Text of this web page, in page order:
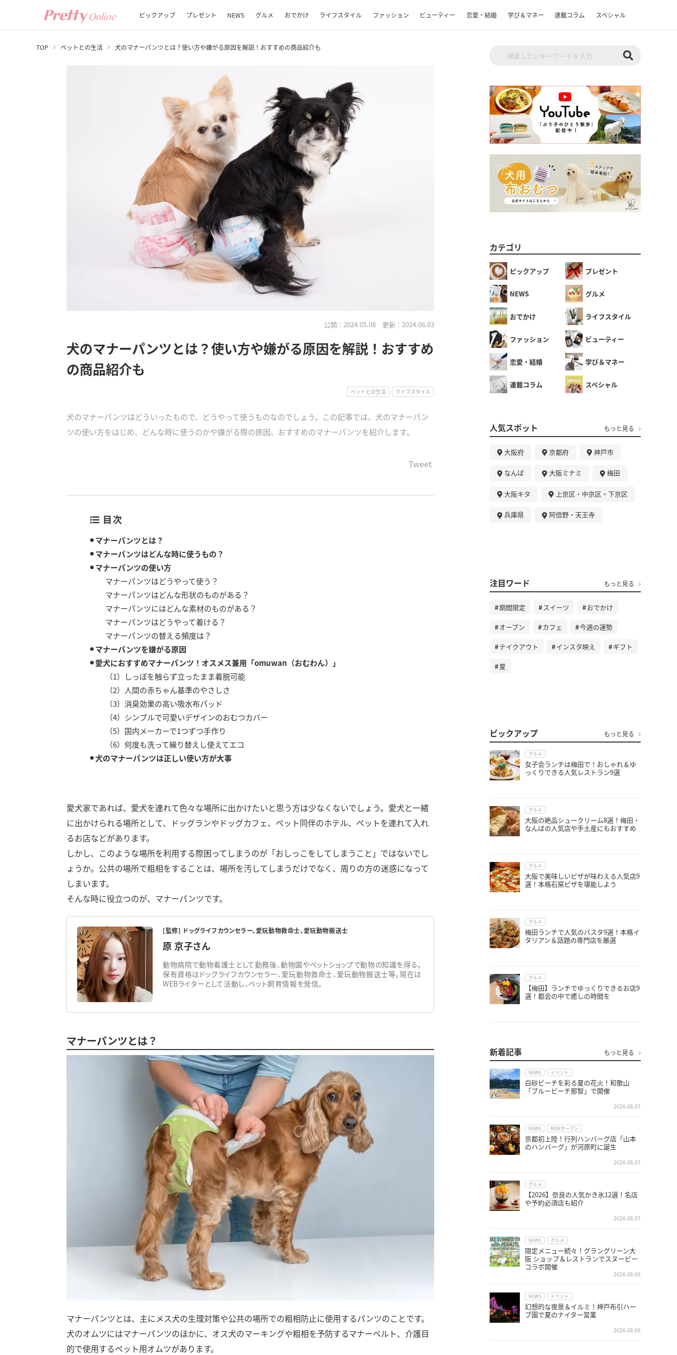
ピックアップ プレゼント NEWS グルメ おでかけ ライフスタイル ファッション ビューティー 恋愛・結婚 学び＆マネー 連載コラム スペシャル
TOP ペットとの生活 犬のマナーパンツとは？使い方や嫌がる原因を解説！おすすめの商品紹介も
公開：2024.05.08 更新：2024.06.03
犬のマナーパンツとは？使い方や嫌がる原因を解説！おすすめ
の商品紹介も
ペットとの生活 ライフスタイル
犬のマナーパンツはどういったもので、どうやって使うものなのでしょう。この記事では、犬のマナーパン
ツの使い方をはじめ、どんな時に使うのかや嫌がる際の原因、おすすめのマナーパンツを紹介します。
Tweet
目次
マナーパンツとは？
マナーパンツはどんな時に使うもの？
マナーパンツの使い方
マナーパンツはどうやって使う？
マナーパンツはどんな形状のものがある？
マナーパンツにはどんな素材のものがある？
マナーパンツはどうやって着ける？
マナーパンツの替える頻度は？
マナーパンツを嫌がる原因
愛犬におすすめマナーパンツ！オスメス兼用「omuwan（おむわん）」
（1）しっぽを触らず立ったまま着脱可能
（2）人間の赤ちゃん基準のやさしさ
（3）消臭効果の高い吸水布パッド
（4）シンプルで可愛いデザインのおむつカバー
（5）国内メーカーで1つずつ手作り
（6）何度も洗って繰り替えし使えてエコ
犬のマナーパンツは正しい使い方が大事
愛犬家であれば、愛犬を連れて色々な場所に出かけたいと思う方は少なくないでしょう。愛犬と一緒
に出かけられる場所として、ドッグランやドッグカフェ、ペット同伴のホテル、ペットを連れて入れ
るお店などがあります。
しかし、このような場所を利用する際困ってしまうのが「おしっこをしてしまうこと」ではないでし
ょうか。公共の場所で粗相をすることは、場所を汚してしまうだけでなく、周りの方の迷惑になって
しまいます。
そんな時に役立つのが、マナーパンツです。
[監修] ドッグライフカウンセラー、愛玩動物救命士、愛玩動物搬送士
原 京子さん
動物病院で動物看護士として勤務後、動物園やペットショップで動物の知識を得る。
保有資格はドッグライフカウンセラー、愛玩動物救命士、愛玩動物搬送士等。現在は
WEBライターとして活動し、ペット飼育情報を発信。
マナーパンツとは？
マナーパンツとは、主にメス犬の生理対策や公共の場所での粗相防止に使用するパンツのことです。
犬のオムツにはマナーパンツのほかに、オス犬のマーキングや粗相を予防するマナーベルト、介護目
的で使用するペット用オムツがあります。
カテゴリ
ピックアップ プレゼント
NEWS グルメ
おでかけ ライフスタイル
ファッション ビューティー
恋愛・結婚 学び＆マネー
連載コラム スペシャル
人気スポット もっと見る
大阪府 京都府 神戸市
なんば 大阪ミナミ 梅田
大阪キタ 上京区・中京区・下京区
兵庫県 阿倍野・天王寺
注目ワード もっと見る
期間限定 スイーツ おでかけ
オープン カフェ 今週の運勢
テイクアウト インスタ映え ギフト
夏
ピックアップ もっと見る
グルメ
女子会ランチは梅田で！おしゃれ＆ゆ
っくりできる人気レストラン9選
グルメ
大阪の絶品シュークリーム8選！梅田・
なんばの人気店や手土産にもおすすめ
グルメ
大阪で美味しいピザが味わえる人気店9
選！本格石窯ピザを堪能しよう
グルメ
梅田ランチで人気のパスタ9選！本格イ
タリアン＆話題の専門店を厳選
グルメ
【梅田】ランチでゆっくりできるお店9
選！都会の中で癒しの時間を
新着記事 もっと見る
NEWS イベント
白砂ビーチを彩る夏の花火！和歌山
「ブルービーチ那智」で開催
2026.08.07
NEWS NEWオープン
京都初上陸！行列ハンバーグ店「山本
のハンバーグ」が河原町に誕生
2026.08.07
グルメ
【2026】奈良の人気かき氷12選！名店
や予約必須店も紹介
2026.08.07
NEWS グルメ
限定メニュー続々！グラングリーン大
阪 ショップ＆レストランでスヌーピー
コラボ開催
2026.08.06
NEWS イベント
幻想的な夜景＆イルミ！神戸布引ハー
ブ園で夏のナイター営業
2026.08.06